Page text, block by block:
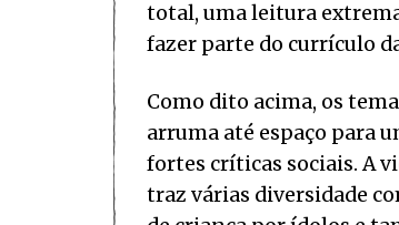
total, uma leitura
fazer parte do currículo
Como dito acima, os
arruma até espaço para
fortes críticas sociais. A
traz várias diversidade